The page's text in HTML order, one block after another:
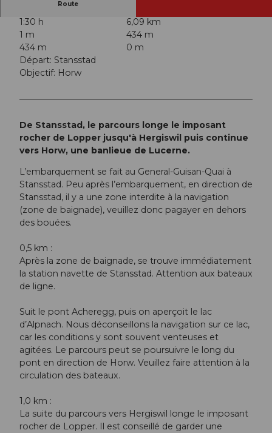
Route
1:30 h
6,09 km
1 m
434 m
434 m
0 m
Départ: Stansstad
Objectif: Horw
De Stansstad, le parcours longe le imposant
rocher de Lopper jusqu'à Hergiswil puis continue
vers Horw, une banlieue de Lucerne.
L’embarquement se fait au General-Guisan-Quai à
Stansstad. Peu après l’embarquement, en direction de
Stansstad, il y a une zone interdite à la navigation
(zone de baignade), veuillez donc pagayer en dehors
des bouées.
0,5 km :
Après la zone de baignade, se trouve immédiatement
la station navette de Stansstad. Attention aux bateaux
de ligne.
Suit le pont Acheregg, puis on aperçoit le lac
d’Alpnach. Nous déconseillons la navigation sur ce lac,
car les conditions y sont souvent venteuses et
agitées. Le parcours peut se poursuivre le long du
pont en direction de Horw. Veuillez faire attention à la
circulation des bateaux.
1,0 km :
La suite du parcours vers Hergiswil longe le imposant
rocher de Lopper. Il est conseillé de garder une